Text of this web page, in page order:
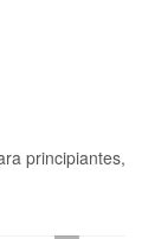
principiantes,